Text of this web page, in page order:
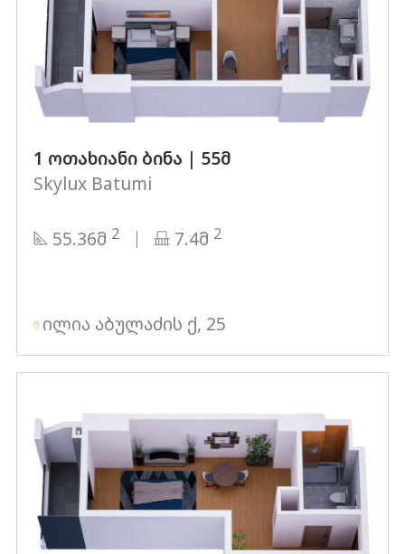
1 ოთახიანი ბინა | 55მ
Skylux Batumi
55.36მ 2 7.4მ 2
ილია აბულაძის ქ, 25